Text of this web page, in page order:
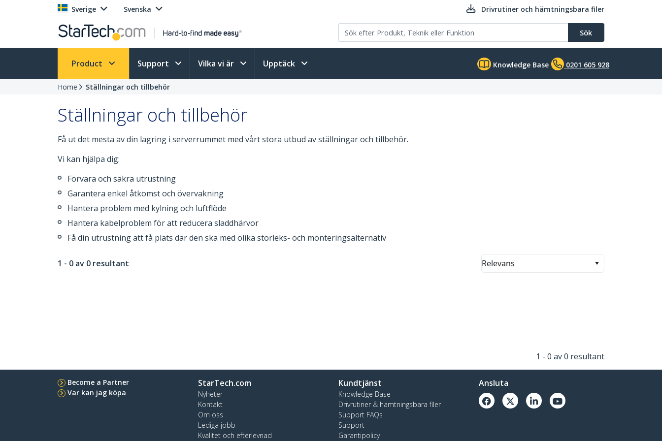
Sverige Svenska Drivrutiner och hämtningsbara filer
Sök
Product Support Vilka vi är Upptäck Knowledge Base 0201 605 928
Home Ställningar och tillbehör
Ställningar och tillbehör
Få ut det mesta av din lagring i serverrummet med vårt stora utbud av ställningar och tillbehör.
Vi kan hjälpa dig:
Förvara och säkra utrustning
Garantera enkel åtkomst och övervakning
Hantera problem med kylning och luftflöde
Hantera kabelproblem för att reducera sladdhärvor
Få din utrustning att få plats där den ska med olika storleks- och monteringsalternativ
1 - 0 av 0 resultant Relevans
1 - 0 av 0 resultant
Become a Partner
Var kan jag köpa
StarTech.com
Nyheter
Kontakt
Om oss
Lediga jobb
Kvalitet och efterlevnad
Kundtjänst
Knowledge Base
Drivrutiner & hämtningsbara filer
Support FAQs
Support
Garantipolicy
Ansluta